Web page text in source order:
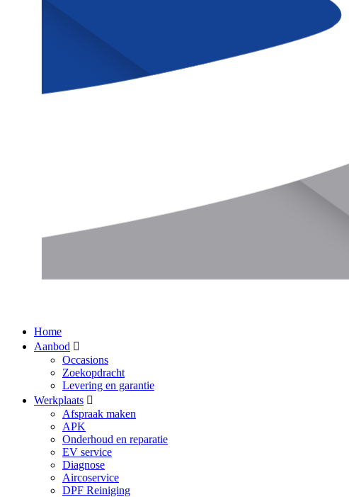
Home
Aanbod
Occasions
Zoekopdracht
Levering en garantie
Werkplaats
Afspraak maken
APK
Onderhoud en reparatie
EV service
Diagnose
Aircoservice
DPF Reiniging